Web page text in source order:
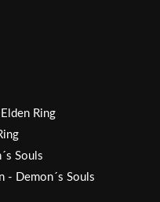
Ring
Souls
- Demon´s Souls